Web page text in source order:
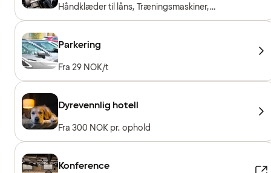
Håndklæder til låns, Træningsmaskiner,
Konditionsmaskiner, Frie vægte, Gratis entré for
Parkering
Fra 29 NOK/t
Dyrevennlig hotell
Fra 300 NOK pr. ophold
Konference